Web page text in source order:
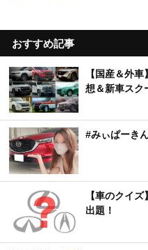
おすすめ記事
【国産＆外
想＆新車スク
#みぃぱーき
【車のクイ
出題！